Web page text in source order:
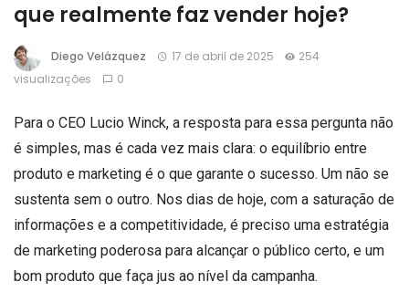
que realmente faz vender hoje?
Diego Velázquez 17 de abril de 2025
254
visualizações
0
Para o CEO Lucio Winck, a resposta para essa pergunta não
é simples, mas é cada vez mais clara: o equilíbrio entre
produto e marketing é o que garante o sucesso. Um não se
sustenta sem o outro. Nos dias de hoje, com a saturação de
informações e a competitividade, é preciso uma estratégia
de marketing poderosa para alcançar o público certo, e um
bom produto que faça jus ao nível da campanha.